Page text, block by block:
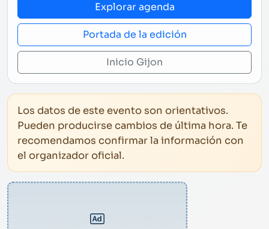
Explorar agenda
Portada de la edición
Inicio Gijon
Los datos de este evento son orientativos.
Pueden producirse cambios de última hora. Te
recomendamos confirmar la información con
el organizador oficial.